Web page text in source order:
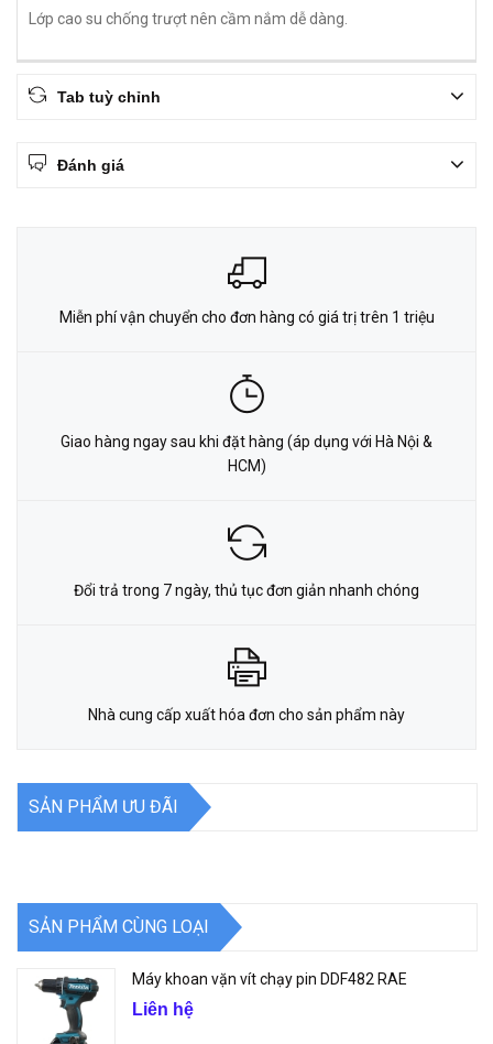
Lớp cao su chống trượt nên cầm nắm dễ dàng.
Tab tuỳ chỉnh
Đánh giá
Miễn phí vận chuyển cho đơn hàng có giá trị trên 1 triệu
Giao hàng ngay sau khi đặt hàng (áp dụng với Hà Nội &
HCM)
Đổi trả trong 7 ngày, thủ tục đơn giản nhanh chóng
Nhà cung cấp xuất hóa đơn cho sản phẩm này
SẢN PHẨM ƯU ĐÃI
SẢN PHẨM CÙNG LOẠI
Máy khoan vặn vít chạy pin DDF482 RAE
Liên hệ